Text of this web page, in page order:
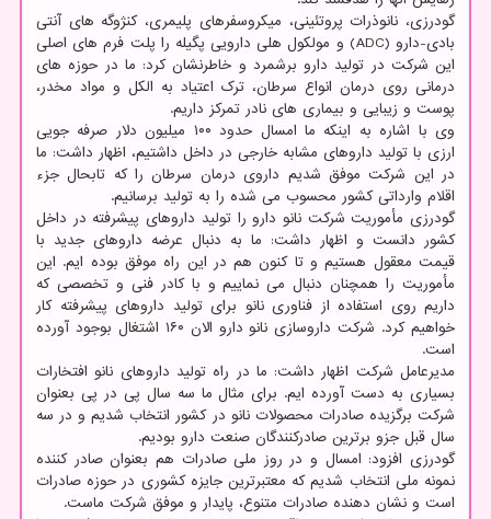
گودرزی، نانوذرات پروتئینی، میکروسفرهای پلیمری، کنژوگه های آنتی
بادی-دارو (ADC) و مولکول هلی دارویی پگیله را پلت فرم های اصلی
این شرکت در تولید دارو برشمرد و خاطرنشان کرد: ما در حوزه های
درمانی روی درمان انواع سرطان، ترک اعتیاد به الکل و مواد مخدر،
پوست و زیبایی و بیماری های نادر تمرکز داریم.
وی با اشاره به اینکه ما امسال حدود ۱۰۰ میلیون دلار صرفه جویی
ارزی با تولید داروهای مشابه خارجی در داخل داشتیم، اظهار داشت: ما
در این شرکت موفق شدیم داروی درمان سرطان را که تابحال جزء
اقلام وارداتی کشور محسوب می شده را به تولید برسانیم.
گودرزی مأموریت شرکت نانو دارو را تولید داروهای پیشرفته در داخل
کشور دانست و اظهار داشت: ما به دنبال عرضه داروهای جدید با
قیمت معقول هستیم و تا کنون هم در این راه موفق بوده ایم. این
مأموریت را همچنان دنبال می نماییم و با کادر فنی و تخصصی که
داریم روی استفاده از فناوری نانو برای تولید داروهای پیشرفته کار
خواهیم کرد. شرکت داروسازی نانو دارو الان ۱۶۰ اشتغال بوجود آورده
است.
مدیرعامل شرکت اظهار داشت: ما در راه تولید داروهای نانو افتخارات
بسیاری به دست آورده ایم. برای مثال ما سه سال پی در پی بعنوان
شرکت برگزیده صادرات محصولات نانو در کشور انتخاب شدیم و در سه
سال قبل جزو برترین صادرکنندگان صنعت دارو بودیم.
گودرزی افزود: امسال و در روز ملی صادرات هم بعنوان صادر کننده
نمونه ملی انتخاب شدیم که معتبرترین جایزه کشوری در حوزه صادرات
است و نشان دهنده صادرات متنوع، پایدار و موفق شرکت ماست.